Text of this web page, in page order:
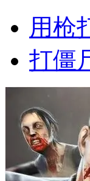
用枪
打僵